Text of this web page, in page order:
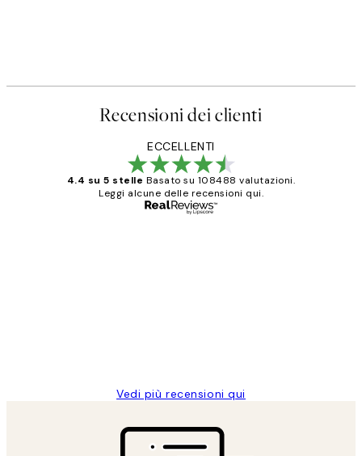
Recensioni dei clienti
ECCELLENTI
4.4 su 5 stelle Basato su 108488 valutazioni.
Leggi alcune delle recensioni qui.
Vedi più recensioni qui